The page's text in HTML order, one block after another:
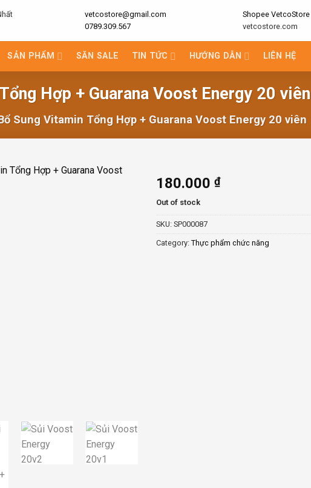
vetcostore@gmail.com
0789.309.567
Shopee VetcoStore
vetcostore.com
SẢN PHẨM SĂN SALE TIN TỨC HƯỚNG DẪN LIÊN HỆ
Hợp + Guarana Voost Energy 20 viên
Sung Vitamin Tổng Hợp + Guarana Voost Energy 20 viên
180.000₫
Out of stock
SKU:SP000087
Category:Thực phẩm chức năng